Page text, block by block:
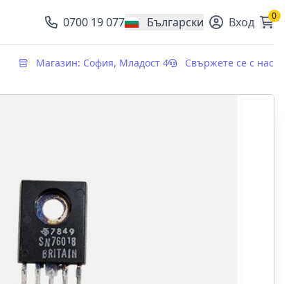
0700 19 077 Български
, change currency Вход 0
Магазин: София, Младост 4 Свържете се с нас